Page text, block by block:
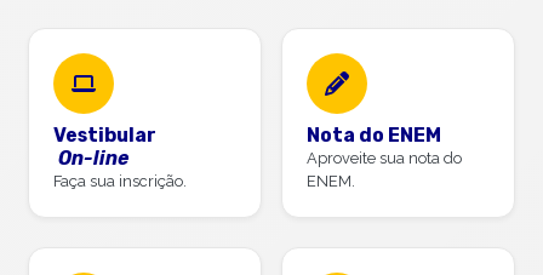
Vestibular
On-line
Faça sua inscrição.
Nota do ENEM
Aproveite sua nota do
ENEM.